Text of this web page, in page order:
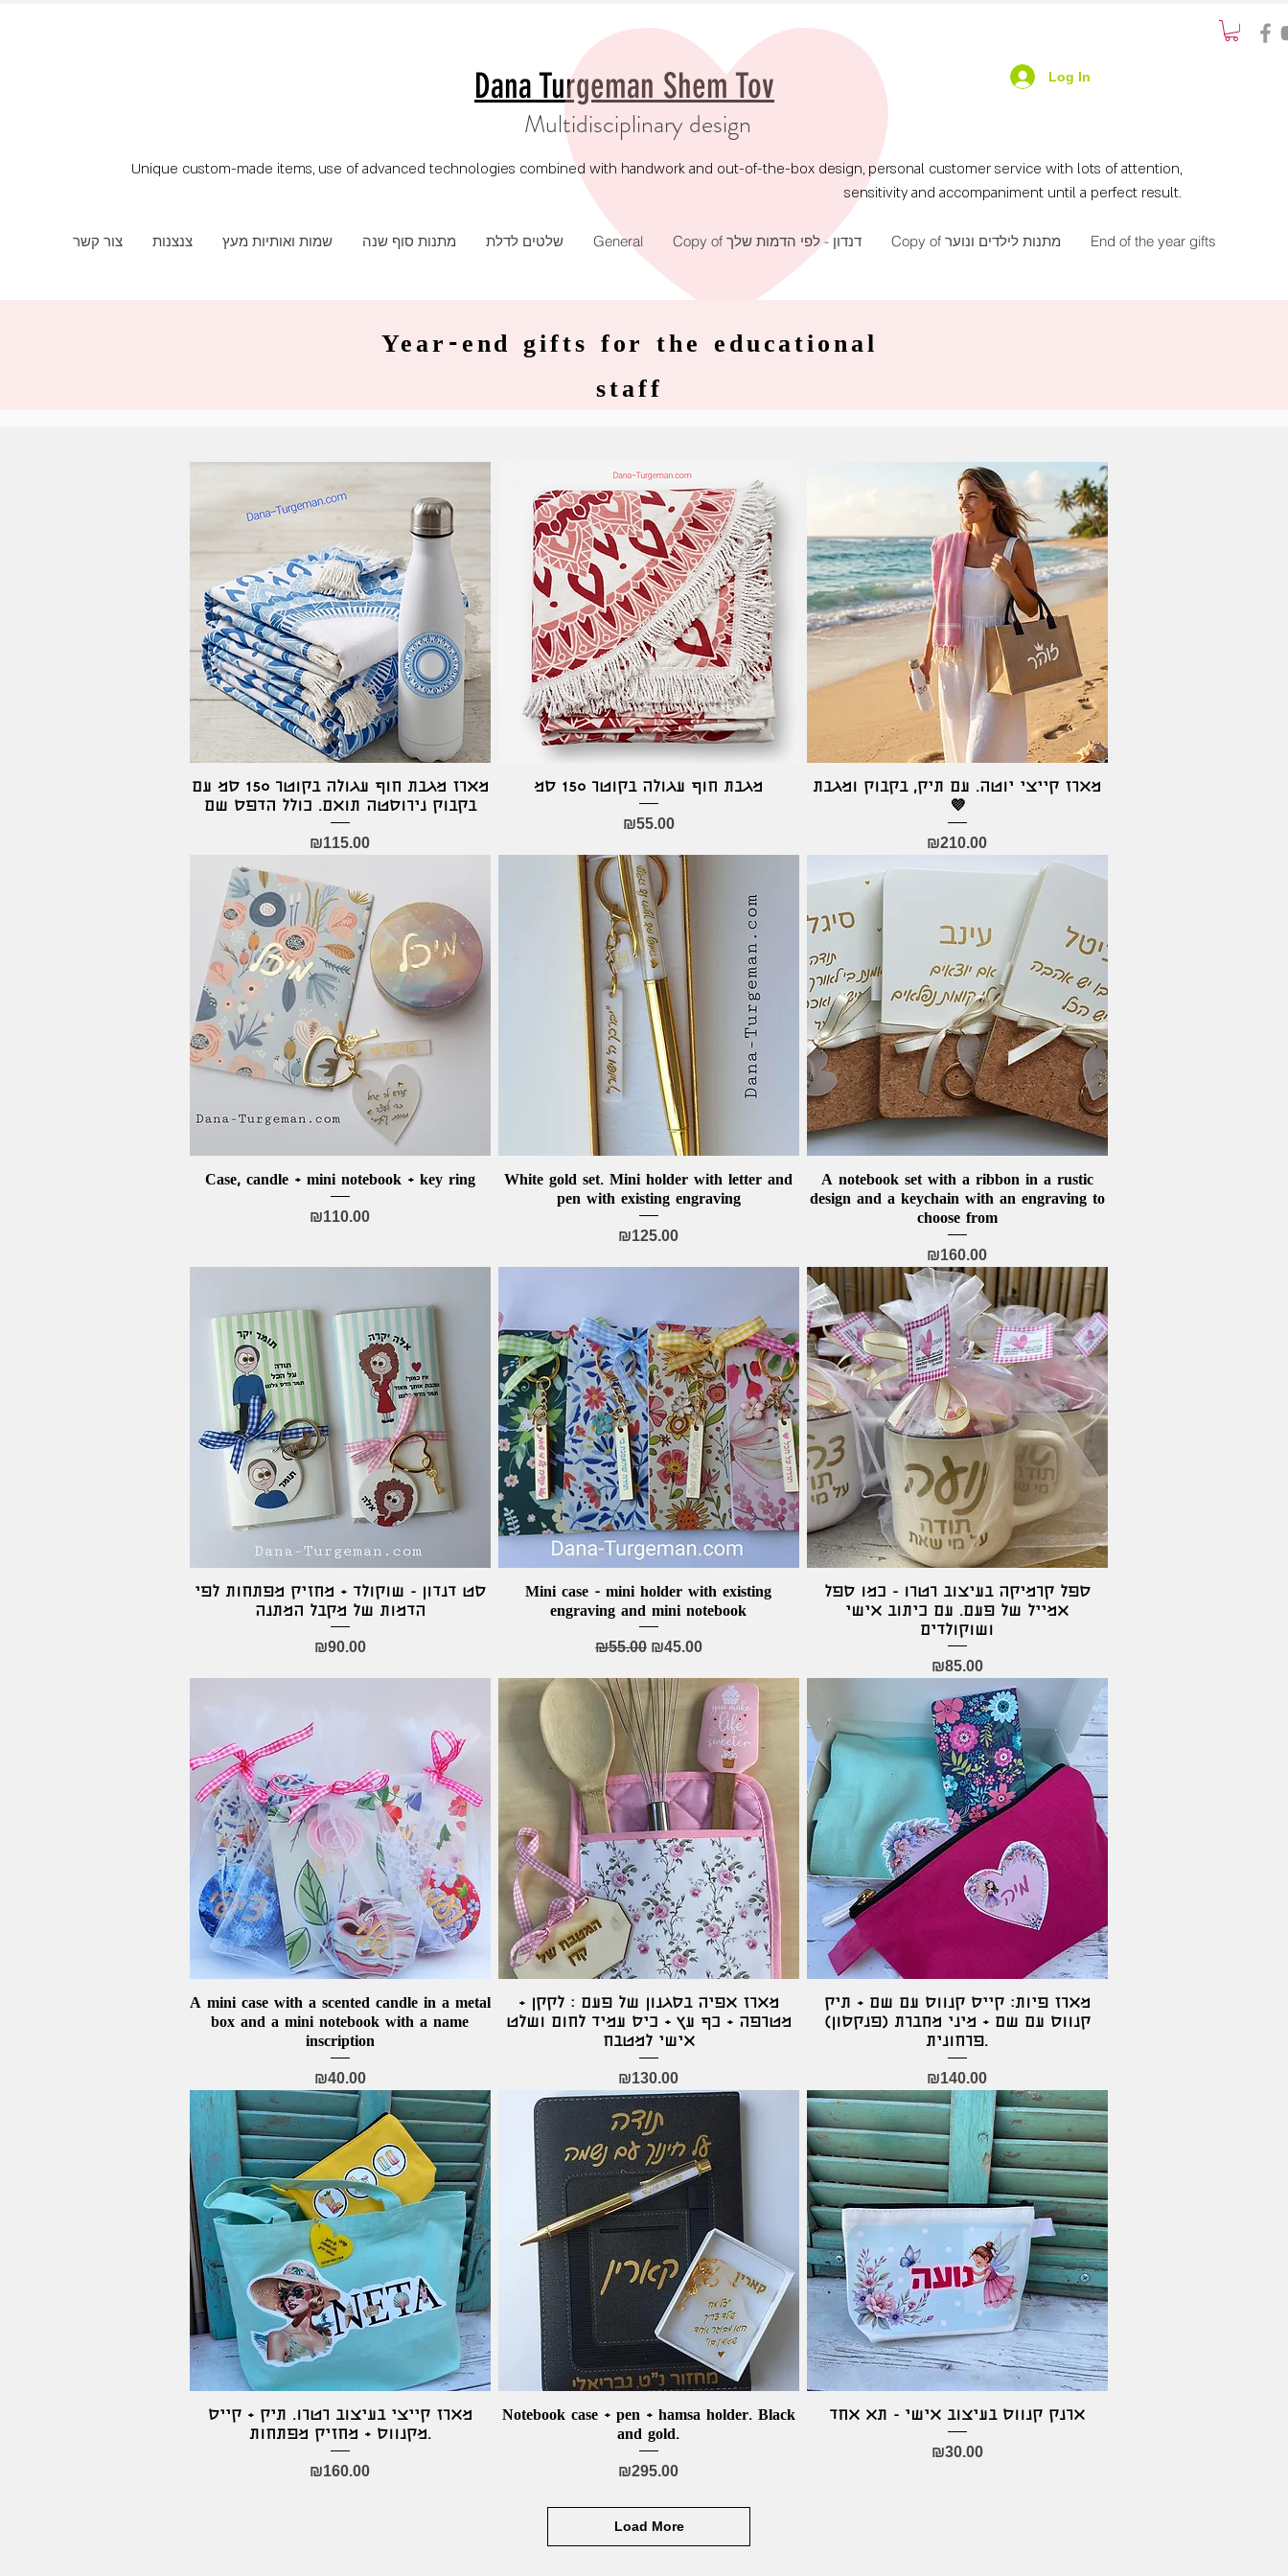
Dana Turgeman Shem Tov
Multidisciplinary design
Unique custom-made items, use of advanced technologies combined with handwork and out-of-the-box design, personal customer service with lots of attention,
sensitivity and accompaniment until a perfect result.
צור קשר צנצנות שמות ואותיות מעץ מתנות סוף שנה שלטים לדלת General Copy of דנדון - לפי הדמות שלך Copy of מתנות לילדים ונוער End of the year gifts
Log In
Year-end gifts for the educational
staff
Quick View
מארז מגבת חוף עגולה בקוטר 150 סמ עם
בקבוק נירוסטה תואם. כולל הדפס שם
Price
₪115.00
Quick View
מגבת חוף עגולה בקוטר 150 סמ
Price
₪55.00
Quick View
מארז קייצי יוטה. עם תיק, בקבוק ומגבת
💜
Price
₪210.00
Quick View
Case, candle + mini notebook + key ring
Price
₪110.00
Quick View
White gold set. Mini holder with letter and
pen with existing engraving
Price
₪125.00
Quick View
A notebook set with a ribbon in a rustic
design and a keychain with an engraving to
choose from
Price
₪160.00
Quick View
סט דנדון - שוקולד + מחזיק מפתחות לפי
הדמות של מקבל המתנה
Price
₪90.00
Quick View
Mini case - mini holder with existing
engraving and mini notebook
Regular Price
₪55.00 Sale Price
₪45.00
Quick View
ספל קרמיקה בעיצוב רטרו - כמו ספל
אמייל של פעם. עם כיתוב אישי
ושוקולדים
Price
₪85.00
Quick View
A mini case with a scented candle in a metal
box and a mini notebook with a name
inscription
Price
₪40.00
Quick View
מארז אפיה בסגנון של פעם : לקקן +
מטרפה + כף עץ + כיס עמיד לחום ושלט
אישי למטבח
Price
₪130.00
Quick View
מארז פיות: קייס קנווס עם שם + תיק
קנווס עם שם + מיני מחברת (פנקסון)
פרחונית.
Price
₪140.00
Quick View
מארז קייצי בעיצוב רטרו. תיק + קייס
מקנווס + מחזיק מפתחות.
Price
₪160.00
Quick View
Notebook case + pen + hamsa holder. Black
and gold.
Price
₪295.00
Quick View
ארנק קנווס בעיצוב אישי - תא אחד
Price
₪30.00
Load More